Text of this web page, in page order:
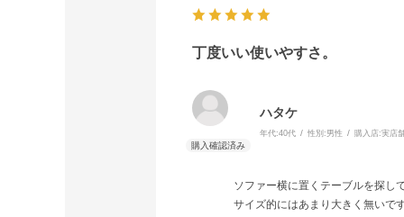
丁度いい使いやすさ。
ハタケ
年代:40代 性別: 男性 購入店:実店
ソファー横に置くテーブルを探し
サイズ的にはあまり大きく無いで